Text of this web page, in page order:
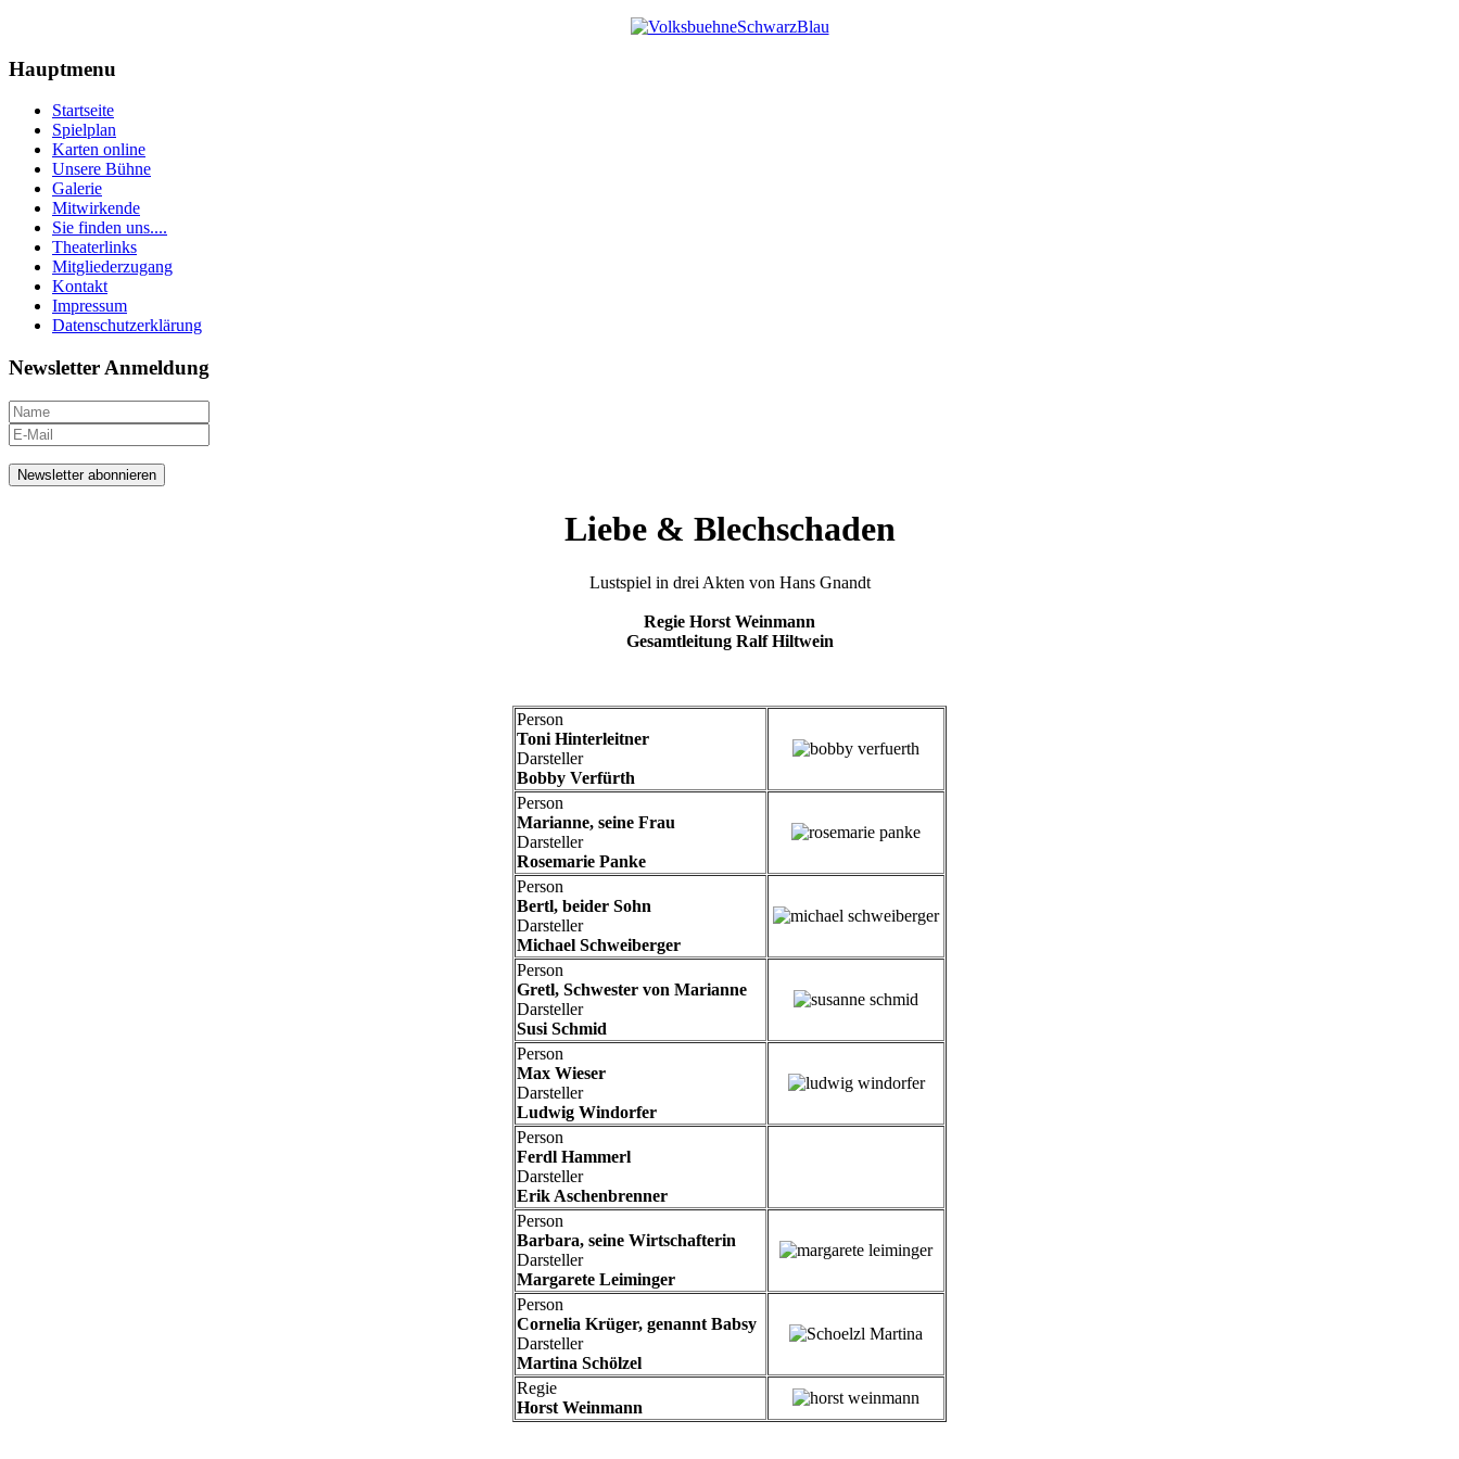
Hauptmenu
Startseite
Spielplan
Karten online
Unsere Bühne
Galerie
Mitwirkende
Sie finden uns....
Theaterlinks
Mitgliederzugang
Kontakt
Impressum
Datenschutzerklärung
Newsletter Anmeldung
Newsletter abonnieren
Liebe & Blechschaden
Lustspiel in drei Akten von Hans Gnandt
Regie Horst Weinmann
Gesamtleitung Ralf Hiltwein
Person
Toni Hinterleitner
Darsteller
Bobby Verfürth
Person
Marianne, seine Frau
Darsteller
Rosemarie Panke
Person
Bertl, beider Sohn
Darsteller
Michael Schweiberger
Person
Gretl, Schwester von Marianne
Darsteller
Susi Schmid
Person
Max Wieser
Darsteller
Ludwig Windorfer
Person
Ferdl Hammerl
Darsteller
Erik Aschenbrenner
Person
Barbara, seine Wirtschafterin
Darsteller
Margarete Leiminger
Person
Cornelia Krüger, genannt Babsy
Darsteller
Martina Schölzel
Regie
Horst Weinmann